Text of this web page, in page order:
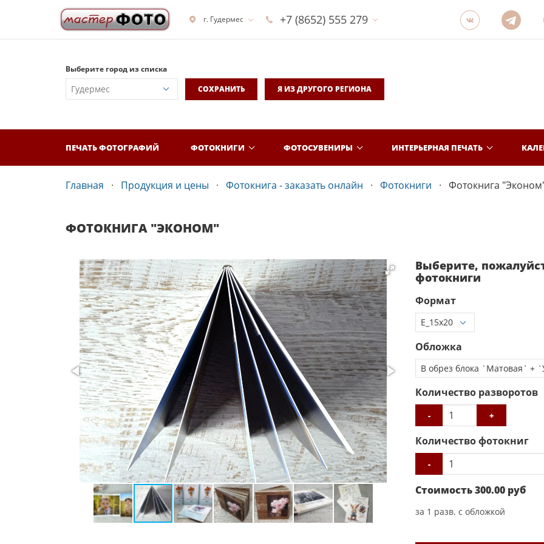
г. Гудермес +7 (8652) 555 279
Выберите город из списка
СОХРАНИТЬ
Я ИЗ ДРУГОГО РЕГИОНА
ПЕЧАТЬ ФОТОГРАФИЙ ФОТОКНИГИ ФОТОСУВЕНИРЫ ИНТЕРЬЕРНАЯ ПЕЧАТЬ
Главная Продукция и цены Фотокнига - заказать онлайн Фотокниги Фотокнига
ФОТОКНИГА "ЭКОНОМ"
Выберите,
фотокниги
Формат
Обложка
Количество разворотов
- +
Количество фотокниг
-
Стоимость300.00 руб
за 1 разв. с обложкой